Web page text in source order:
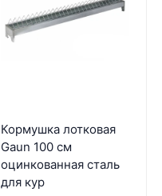
Кормушка лотковая
Gaun 100 см
оцинкованная сталь
для кур